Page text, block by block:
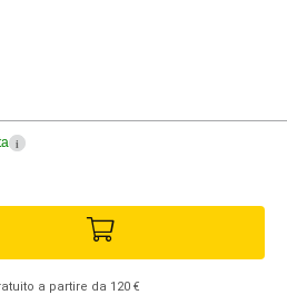
i
a partire da 120 €